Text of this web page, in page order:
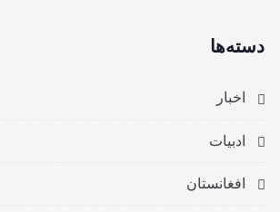
دسته‌ها
اخبار
ادبیات
افغانستان